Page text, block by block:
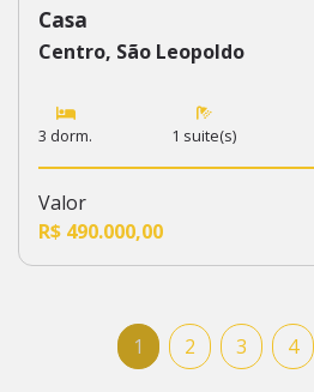
Casa
Centro, São Leopoldo
3 dorm. 1 suite(s)
Valor
R$ 490.000,00
1 2 3 4